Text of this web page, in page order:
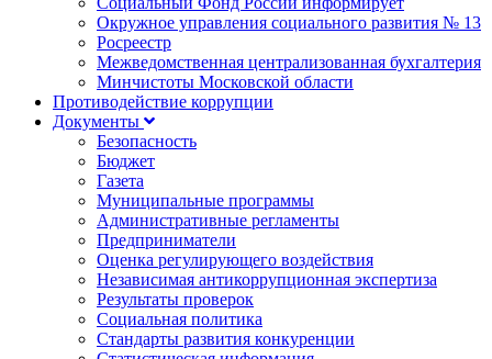
Окружное управления социального развития № 13
Росреестр
Межведомственная централизованная бухгалтерия
Минчистоты Московской области
Противодействие коррупции
Документы
Безопасность
Бюджет
Газета
Муниципальные программы
Административные регламенты
Предприниматели
Оценка регулирующего воздействия
Независимая антикоррупционная экспертиза
Результаты проверок
Социальная политика
Стандарты развития конкуренции